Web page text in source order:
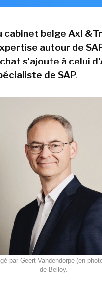
cabinet belge Axl
autour de
s'ajoute à celui
de SAP.
par Geert Vandendorpe (en
de Belloy.